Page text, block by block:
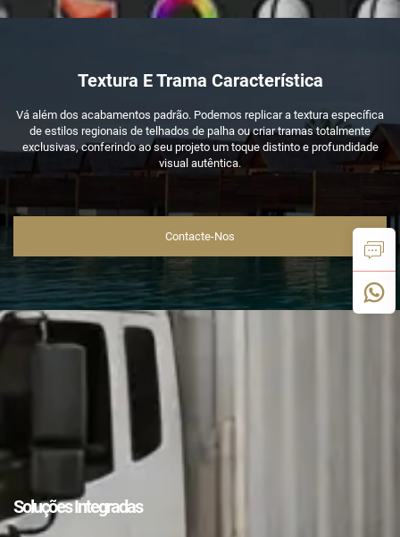
Textura E Trama Característica
Vá além dos acabamentos padrão. Podemos replicar a textura específica
de estilos regionais de telhados de palha ou criar tramas totalmente
exclusivas, conferindo ao seu projeto um toque distinto e profundidade
visual autêntica.
Contacte-Nos
Soluções Integradas